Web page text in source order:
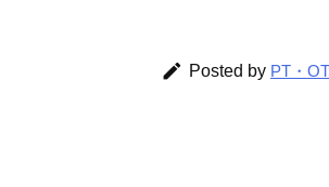
 Posted by PT・